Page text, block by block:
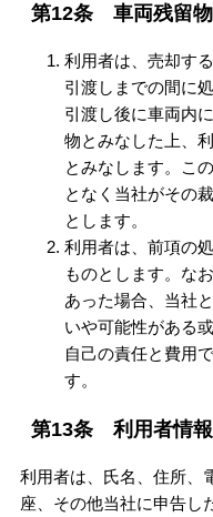
第12条 車両残留
利用者は、売却す
引渡しまでの間に
引渡し後に車両内
物とみなした上、
とみなします。こ
となく当社がその
とします。
利用者は、前項の
ものとします。な
あった場合、当社
いや可能性がある
自己の責任と費用
す。
第13条 利用者情
利用者は、氏名、住所、
座、その他当社に申告し